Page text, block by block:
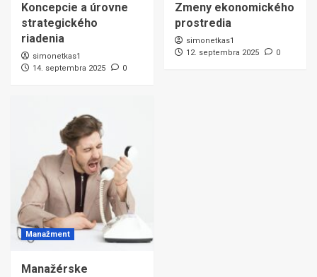
Koncepcie a úrovne
strategického
riadenia
simonetkas1
14. septembra 2025
0
Zmeny ekonomického
prostredia
simonetkas1
12. septembra 2025
0
Manažment
Manažérske